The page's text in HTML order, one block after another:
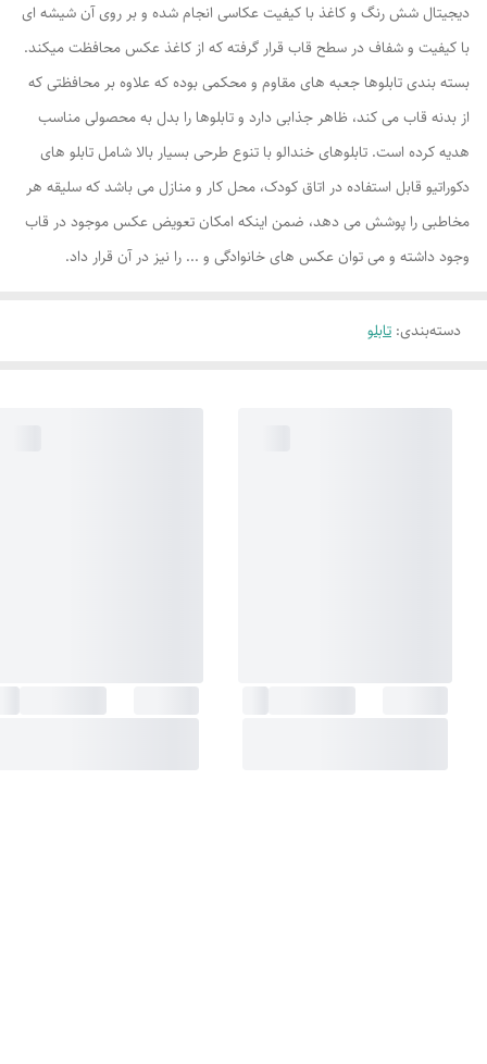
دیجیتال شش رنگ و کاغذ با کیفیت عکاسی انجام شده و بر روی آن شیشه ای
با کیفیت و شفاف در سطح قاب قرار گرفته که از کاغذ عکس محافظت میکند.
بسته بندی تابلوها جعبه های مقاوم و محکمی بوده که علاوه بر محافظتی که
از بدنه قاب می کند، ظاهر جذابی دارد و تابلوها را بدل به محصولی مناسب
هدیه کرده است. تابلوهای خندالو با تنوع طرحی بسیار بالا شامل تابلو های
دکوراتیو قابل استفاده در اتاق کودک، محل کار و منازل می باشد که سلیقه هر
مخاطبی را پوشش می دهد، ضمن اینکه امکان تعویض عکس موجود در قاب
وجود داشته و می توان عکس های خانوادگی و ... را نیز در آن قرار داد.
دسته‌بندی: تابلو